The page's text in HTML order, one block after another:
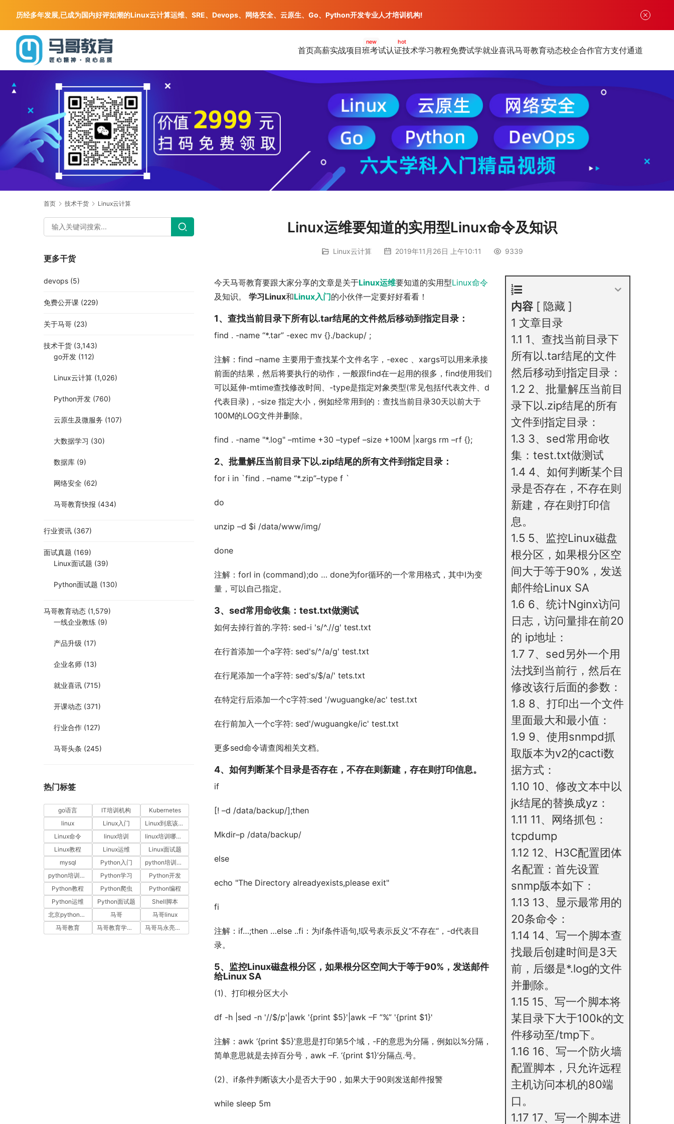
首页高薪实战项目班
new
考试认证
hot
技术学习教程免费试学就业喜讯马哥教育动态校企合作官方支付通道
首页 技术干货 Linux云计算
Linux运维要知道的实用型Linux命令及知识
Linux云计算 2019年11月26日 上午10:11 9339
内容
隐藏
1 文章目录
1.1 1、查找当前目录下
所有以.tar结尾的文件
然后移动到指定目录：
1.2 2、批量解压当前目
录下以.zip结尾的所有
文件到指定目录：
1.3 3、sed常用命收
集：test.txt做测试
1.4 4、如何判断某个目
录是否存在，不存在则
新建，存在则打印信
息。
1.5 5、监控Linux磁盘
根分区，如果根分区空
间大于等于90%，发送
邮件给Linux SA
1.6 6、统计Nginx访问
日志，访问量排在前20
的 ip地址：
1.7 7、sed另外一个用
法找到当前行，然后在
修改该行后面的参数：
1.8 8、打印出一个文件
里面最大和最小值：
1.9 9、使用snmpd抓
取版本为v2的cacti数
据方式：
1.10 10、修改文本中以
jk结尾的替换成yz：
1.11 11、网络抓包：
tcpdump
1.12 12、H3C配置团体
名配置：首先设置
snmp版本如下：
1.13 13、显示最常用的
20条命令：
1.14 14、写一个脚本查
找最后创建时间是3天
前，后缀是*.log的文件
并删除。
1.15 15、写一个脚本将
某目录下大于100k的文
件移动至/tmp下。
1.16 16、写一个防火墙
配置脚本，只允许远程
主机访问本机的80端
口。
1.17 17、写一个脚本进
今天马哥教育要跟大家分享的文章是关于Linux运维要知道的实用型Linux命令
及知识。 学习Linux和Linux入门的小伙伴一定要好好看看！
1、查找当前目录下所有以.tar结尾的文件然后移动到指定目录：
find . -name “*.tar” -exec mv {}./backup/ ;
注解：find –name 主要用于查找某个文件名字，-exec 、xargs可以用来承接
前面的结果，然后将要执行的动作，一般跟find在一起用的很多，find使用我们
可以延伸-mtime查找修改时间、-type是指定对象类型(常见包括f代表文件、d
代表目录)，-size 指定大小，例如经常用到的：查找当前目录30天以前大于
100M的LOG文件并删除。
find . -name "*.log" –mtime +30 –typef –size +100M |xargs rm –rf {};
2、批量解压当前目录下以.zip结尾的所有文件到指定目录：
for i in `find . –name “*.zip”–type f `
do
unzip –d $i /data/www/img/
done
注解：forI in (command);do … done为for循环的一个常用格式，其中I为变
量，可以自己指定。
3、sed常用命收集：test.txt做测试
如何去掉行首的.字符: sed-i 's/^.//g' test.txt
在行首添加一个a字符: sed's/^/a/g' test.txt
在行尾添加一个a字符: sed's/$/a/' tets.txt
在特定行后添加一个c字符:sed '/wuguangke/ac' test.txt
在行前加入一个c字符: sed'/wuguangke/ic' test.txt
更多sed命令请查阅相关文档。
4、如何判断某个目录是否存在，不存在则新建，存在则打印信息。
if
[! –d /data/backup/];then
Mkdir–p /data/backup/
else
echo "The Directory alreadyexists,please exit"
fi
注解：if…;then …else ..fi：为if条件语句,!叹号表示反义“不存在“，-d代表目
录。
5、监控Linux磁盘根分区，如果根分区空间大于等于90%，发送邮件
给Linux SA
(1)、打印根分区大小
df -h |sed -n '//$/p'|awk '{print $5}'|awk –F ”%” '{print $1}'
注解：awk ‘{print $5}’意思是打印第5个域，-F的意思为分隔，例如以%分隔，
简单意思就是去掉百分号，awk –F. ‘{print $1}’分隔点.号。
(2)、if条件判断该大小是否大于90，如果大于90则发送邮件报警
while sleep 5m
更多干货
devops (5)
免费公开课 (229)
关于马哥 (23)
技术干货 (3,143)
go开发 (112)
Linux云计算 (1,026)
Python开发 (760)
云原生及微服务 (107)
大数据学习 (30)
数据库 (9)
网络安全 (62)
马哥教育快报 (434)
行业资讯 (367)
面试真题 (169)
Linux面试题 (39)
Python面试题 (130)
马哥教育动态 (1,579)
一线企业教练 (9)
产品升级 (17)
企业名师 (13)
就业喜讯 (715)
开课动态 (371)
行业合作 (127)
马哥头条 (245)
热门标签
go语言 IT培训机构
Kubernetes
linux
Linux入门
Linux到底该怎样学？
Linux命令
linux培训
linux培训哪家好
Linux教程
Linux运维
Linux面试题
mysql
Python入门
python培训哪家好
python培训排名
Python学习
Python开发
Python教程
Python爬虫
Python编程
Python运维
Python面试题
Shell脚本
北京python培训
马哥
马哥linux
马哥教育
马哥教育学员故事 马哥马永亮，马哥linux讲师，马哥教育ceo
历经多年发展,已成为国内好评如潮的Linux云计算运维、SRE、Devops、网络安全、云原生、Go、Python开发专业人才培训机构!